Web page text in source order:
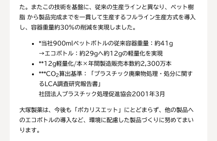
た。またこの技術を基盤に、従来の生産ラインと異なり、ペット樹
脂 から製品完成までを一貫して生産するフルライン生産方式を導入
し、容器重量約30%の削減を実現しました。
*当社900mlペットボトルの従来容器重量：約41g
→エコボトル：約29gへ約12gの軽量化を実現
**12g軽量化/本×年間製造販売本数約2,300万本
***CO2算出基準：「プラスチック廃棄物処理・処分に関す
るLCA調査研究報告書」
社団法人プラスチック処理促進協会2001年3月
大塚製薬は、今後も「ポカリスエット」にとどまらず、他の製品へ
のエコボトルの導入など、環境に配慮した製品づくりに努めてまい
ります。